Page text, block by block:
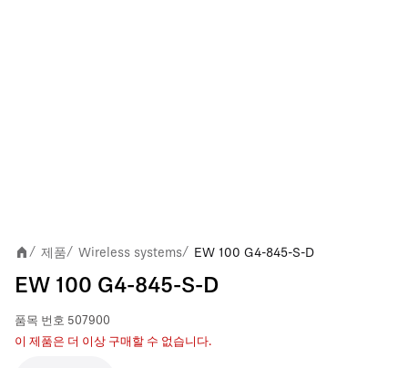
/ 제품/ Wireless systems/ EW 100 G4-845-S-D
EW 100 G4-845-S-D
품목 번호 507900
이 제품은 더 이상 구매할 수 없습니다.